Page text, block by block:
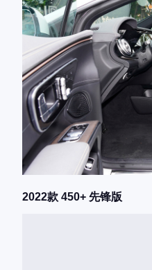
2022款 450+ 先锋版